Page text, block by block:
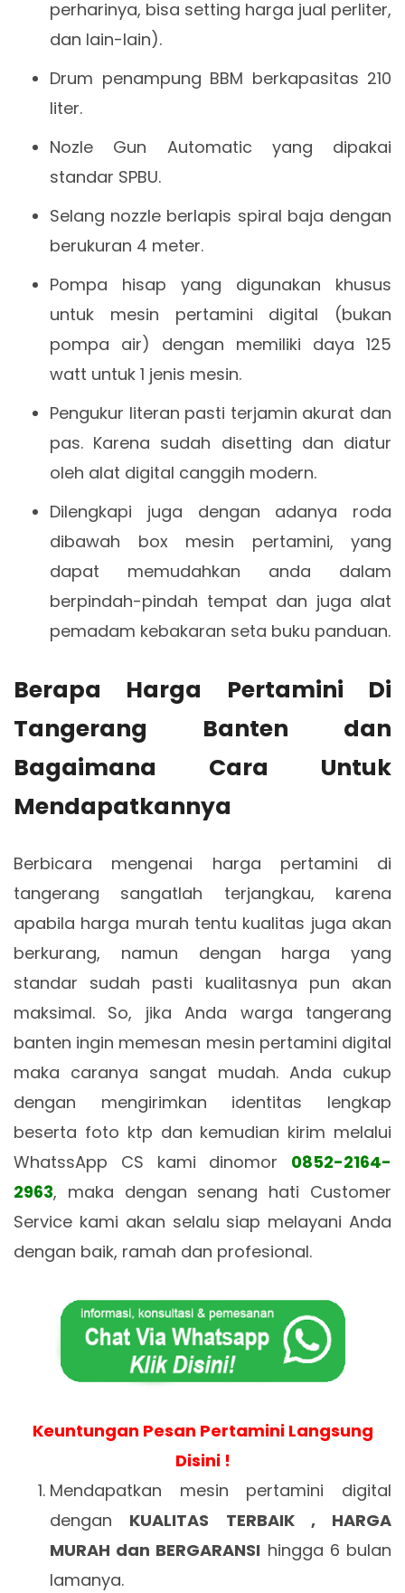
perharinya, bisa setting harga jual perliter,
dan lain-lain).
Drum penampung BBM berkapasitas 210
liter.
Nozle Gun Automatic yang dipakai
standar SPBU.
Selang nozzle berlapis spiral baja dengan
berukuran 4 meter.
Pompa hisap yang digunakan khusus
untuk mesin pertamini digital (bukan
pompa air) dengan memiliki daya 125
watt untuk 1 jenis mesin.
Pengukur literan pasti terjamin akurat dan
pas. Karena sudah disetting dan diatur
oleh alat digital canggih modern.
Dilengkapi juga dengan adanya roda
dibawah box mesin pertamini, yang
dapat memudahkan anda dalam
berpindah-pindah tempat dan juga alat
pemadam kebakaran seta buku panduan.
Berapa Harga Pertamini Di
Tangerang Banten dan
Bagaimana Cara Untuk
Mendapatkannya
Berbicara mengenai harga pertamini di
tangerang sangatlah terjangkau, karena
apabila harga murah tentu kualitas juga akan
berkurang, namun dengan harga yang
standar sudah pasti kualitasnya pun akan
maksimal. So, jika Anda warga tangerang
banten ingin memesan mesin pertamini digital
maka caranya sangat mudah. Anda cukup
dengan mengirimkan identitas lengkap
beserta foto ktp dan kemudian kirim melalui
WhatssApp CS kami dinomor 0852-2164-
2963, maka dengan senang hati Customer
Service kami akan selalu siap melayani Anda
dengan baik, ramah dan profesional.
Keuntungan Pesan Pertamini Langsung
Disini !
Mendapatkan mesin pertamini digital
dengan KUALITAS TERBAIK , HARGA
MURAH dan BERGARANSI hingga 6 bulan
lamanya.